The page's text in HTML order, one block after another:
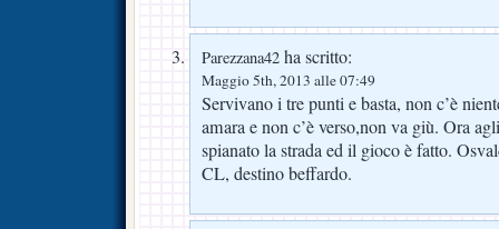
Parezzana42 ha scritto:
Maggio 5th, 2013 alle 07:49
Servivano i tre punti e basta, non c’è
amara e non c’è verso,non va giù. Ora
spianato la strada ed il gioco è fatto.
CL, destino beffardo.